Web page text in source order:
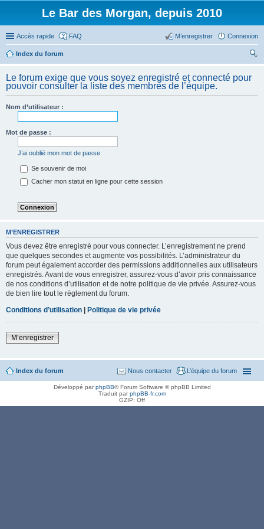
Le Bar des Morgan, depuis 2010
Accès rapide FAQ Connexion
M’enregistrer
Index du forum
her
ch
Le forum exige que vous soyez enregistré et connecté pour
pouvoir consulter la liste des membres de l’équipe.
Nom d’utilisateur :
Mot de passe :
J’ai oublié mon mot de passe
Se souvenir de moi
Cacher mon statut en ligne pour cette session
M’ENREGISTRER
Vous devez être enregistré pour vous connecter. L’enregistrement ne prend
que quelques secondes et augmente vos possibilités. L’administrateur du
forum peut également accorder des permissions additionnelles aux utilisateurs
enregistrés. Avant de vous enregistrer, assurez-vous d’avoir pris connaissance
de nos conditions d’utilisation et de notre politique de vie privée. Assurez-vous
de bien lire tout le règlement du forum.
Conditions d’utilisation | Politique de vie privée
M’enregistrer
Index du forum L’équipe du forum
Nous contacter
Développé parphpBB® Forum Software © phpBB Limited
Traduit parphpBB-fr.com
GZIP: Off